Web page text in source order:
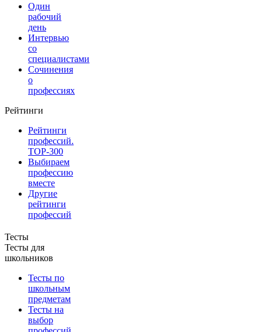
Один
рабочий
день
Интервью
со
специалистами
Сочинения
о
профессиях
Рейтинги
Рейтинги
профессий.
TOP-300
Выбираем
профессию
вместе
Другие
рейтинги
профессий
Тесты
Тесты для
школьников
Тесты по
школьным
предметам
Тесты на
выбор